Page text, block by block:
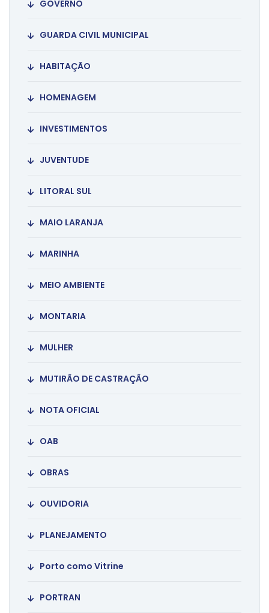
GOVERNO
GUARDA CIVIL MUNICIPAL
HABITAÇÃO
HOMENAGEM
INVESTIMENTOS
JUVENTUDE
LITORAL SUL
MAIO LARANJA
MARINHA
MEIO AMBIENTE
MONTARIA
MULHER
MUTIRÃO DE CASTRAÇÃO
NOTA OFICIAL
OAB
OBRAS
OUVIDORIA
PLANEJAMENTO
Porto como Vitrine
PORTRAN